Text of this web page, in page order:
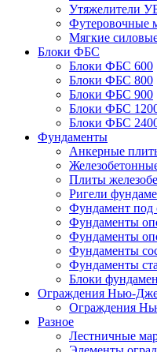
Утяжелители
Футеровочные
Мягкие
Блоки ФБС
Блоки ФБС 600
Блоки ФБС 800
Блоки ФБС 900
Блоки ФБС
Блоки ФБС
Фундаменты
Анкерные
Плиты
Ригели
Фундамент под
Фундаменты
Фундаменты
Фундаменты
Фундаменты
Блоки
Ограждения Нью-
Ограждения
Разное
Лестничные